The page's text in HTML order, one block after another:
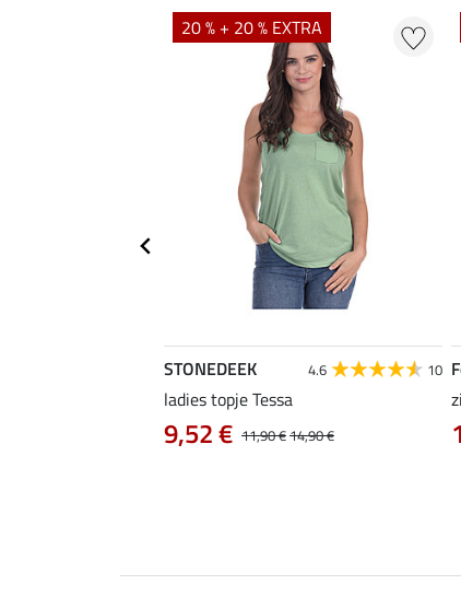
20 % + 20 % EXTRA
STONEDEEK 4.6 10
ladies topje Tessa
11,90 €14,90 €
9,52 €